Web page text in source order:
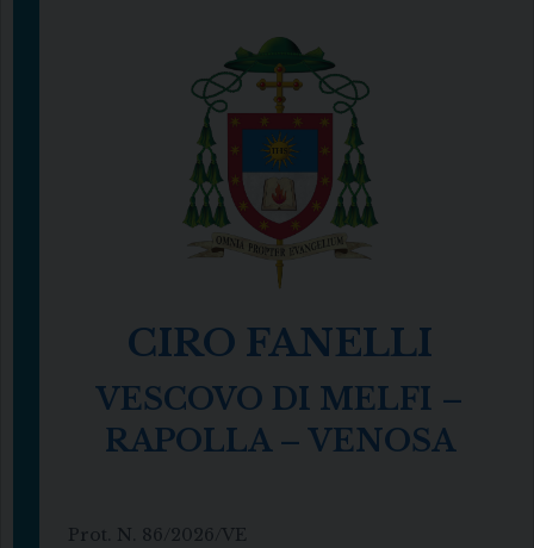
CIRO FANELLI
VESCOVO DI MELFI –
RAPOLLA – VENOSA
Prot. N. 86/2026/VE